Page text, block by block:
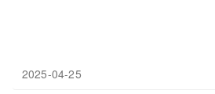
2025-04-25